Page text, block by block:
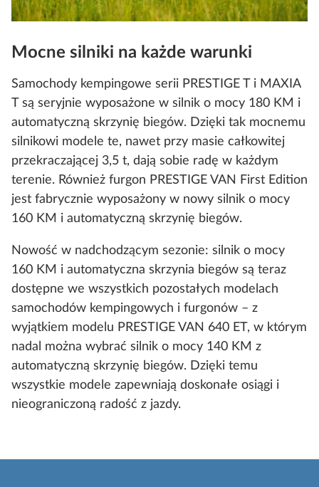
Mocne silniki na każde warunki
Samochody kempingowe serii PRESTIGE T i MAXIA
T są seryjnie wyposażone w silnik o mocy 180 KM i
automatyczną skrzynię biegów. Dzięki tak mocnemu
silnikowi modele te, nawet przy masie całkowitej
przekraczającej 3,5 t, dają sobie radę w każdym
terenie. Również furgon PRESTIGE VAN First Edition
jest fabrycznie wyposażony w nowy silnik o mocy
160 KM i automatyczną skrzynię biegów.
Nowość w nadchodzącym sezonie: silnik o mocy
160 KM i automatyczna skrzynia biegów są teraz
dostępne we wszystkich pozostałych modelach
samochodów kempingowych i furgonów – z
wyjątkiem modelu PRESTIGE VAN 640 ET, w którym
nadal można wybrać silnik o mocy 140 KM z
automatyczną skrzynię biegów. Dzięki temu
wszystkie modele zapewniają doskonałe osiągi i
nieograniczoną radość z jazdy.